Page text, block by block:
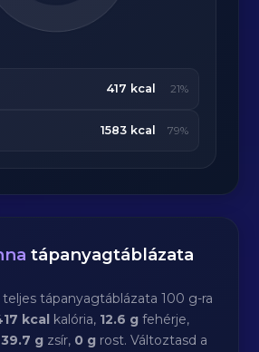
417 kcal 21%
1583 kcal 79%
tápanyagtáblázata
teljes tápanyagtáblázata 100 g-ra
kcal kalória, 12.6 g fehérje,
39.7 g zsír, 0 g rost. Változtasd a